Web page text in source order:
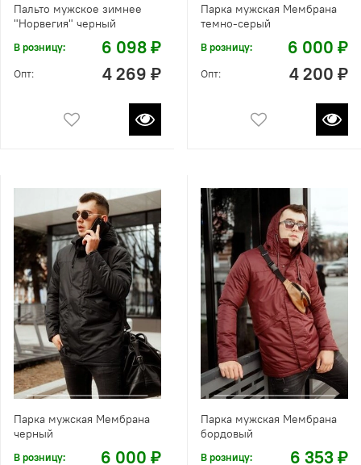
Пальто мужское зимнее
"Норвегия" черный
В розницу: 6 098 ₽
Опт: 4 269 ₽
Парка мужская Мембрана
темно-серый
В розницу: 6 000 ₽
Опт: 4 200 ₽
Парка мужская Мембрана
черный
В розницу: 6 000 ₽
Парка мужская Мембрана
бордовый
В розницу: 6 353 ₽